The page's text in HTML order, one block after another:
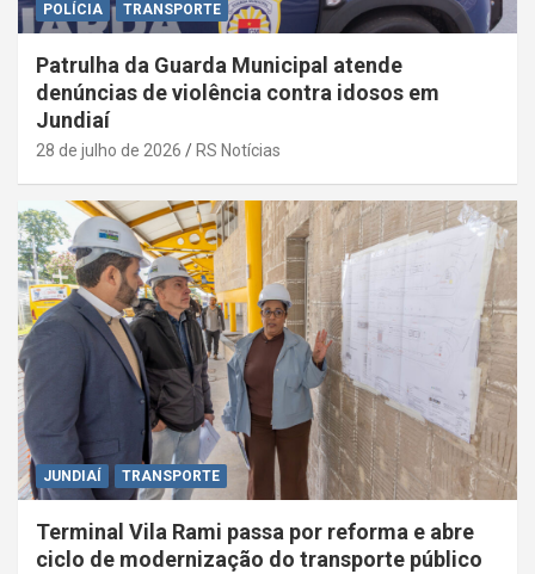
POLÍCIA TRANSPORTE
Patrulha da Guarda Municipal atende
denúncias de violência contra idosos em
Jundiaí
28 de julho de 2026 RS Notícias
JUNDIAÍ TRANSPORTE
Terminal Vila Rami passa por reforma e abre
ciclo de modernização do transporte público